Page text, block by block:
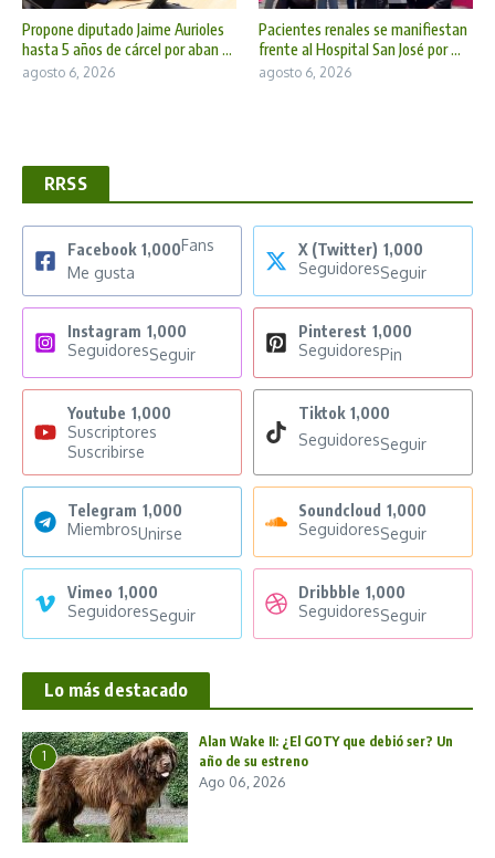
Propone diputado Jaime Aurioles
hasta 5 años de cárcel por aban ...
agosto 6, 2026
Pacientes renales se manifiestan
frente al Hospital San José por ...
agosto 6, 2026
RRSS
Facebook 1,000Fans
Me gusta
X (Twitter) 1,000
SeguidoresSeguir
Instagram 1,000
SeguidoresSeguir
Pinterest 1,000
SeguidoresPin
Youtube 1,000
Suscriptores
Suscribirse
Tiktok 1,000
SeguidoresSeguir
Telegram 1,000
MiembrosUnirse
Soundcloud 1,000
SeguidoresSeguir
Vimeo 1,000
SeguidoresSeguir
Dribbble 1,000
SeguidoresSeguir
Lo más destacado
1
Alan Wake II: ¿El GOTY que debió ser? Un
año de su estreno
Ago 06, 2026